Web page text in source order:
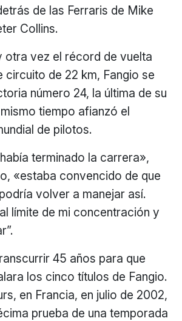
de las Ferraris de Mike
Collins.
otra vez el récord de vuelta
circuito de 22 km, Fangio se
número 24, la última de su
tiempo afianzó el
de pilotos.
terminado la carrera»,
«estaba convencido de que
volver a manejar así.
límite de mi concentración y
45 años para que
los cinco títulos de Fangio.
en Francia, en julio de 2002,
prueba de una temporada